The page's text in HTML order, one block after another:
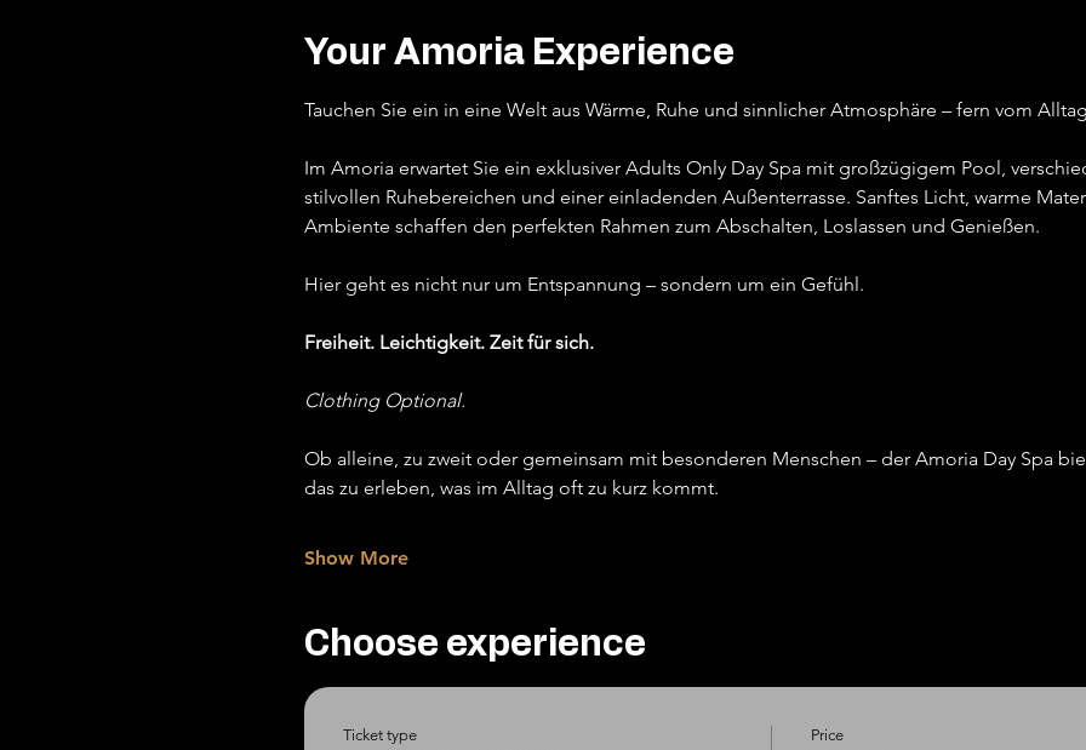
Your Amoria Experience
Tauchen Sie ein in eine Welt aus Wärme, Ruhe und sinnlicher Atmosphäre – fern vom
Im Amoria erwartet Sie ein exklusiver Adults Only Day Spa mit großzügigem Pool,
stilvollen Ruhebereichen und einer einladenden Außenterrasse. Sanftes Licht, warme
Ambiente schaffen den perfekten Rahmen zum Abschalten, Loslassen und Genießen.
Hier geht es nicht nur um Entspannung – sondern um ein Gefühl.
Freiheit. Leichtigkeit. Zeit für sich.
Clothing Optional.
Ob alleine, zu zweit oder gemeinsam mit besonderen Menschen – der Amoria Day Spa
das zu erleben, was im Alltag oft zu kurz kommt.
Show More
Choose experience
Ticket type Price